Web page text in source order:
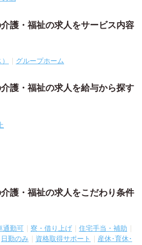
護・福祉の求人をサービス内容
グループホーム
護・福祉の求人を給与から探す
護・福祉の求人をこだわり条件
通勤可 寮・借り上げ
住宅手当・補助
日勤のみ 資格取得サポート
産休･育休･